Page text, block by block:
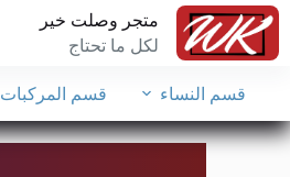
متجر وصلت خير
لكل ما تحتاج
قسم النساء قسم المركبات